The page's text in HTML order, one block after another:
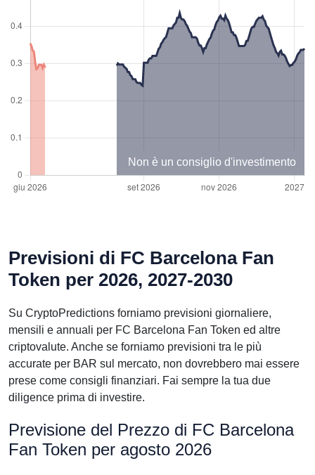
Non è un consiglio d'investimento
Previsioni di FC Barcelona Fan
Token per 2026, 2027-2030
Su CryptoPredictions forniamo previsioni giornaliere,
mensili e annuali per FC Barcelona Fan Token ed altre
criptovalute. Anche se forniamo previsioni tra le più
accurate per BAR sul mercato, non dovrebbero mai essere
prese come consigli finanziari. Fai sempre la tua due
diligence prima di investire.
Previsione del Prezzo di FC Barcelona
Fan Token per agosto 2026